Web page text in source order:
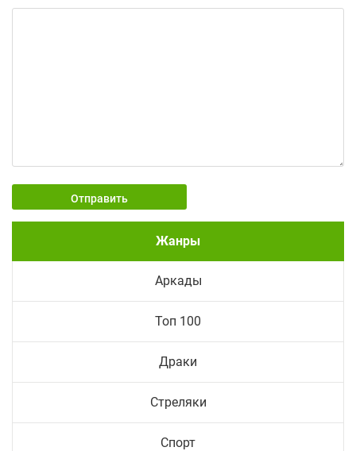
Отправить
Жанры
Аркады
Топ 100
Драки
Стреляки
Спорт